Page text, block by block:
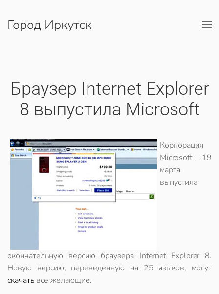
Перейти к содержимому
Город Иркутск
Браузер Internet Explorer
8 выпустила Microsoft
Корпорация
Microsoft 19
марта
выпустила
окончательную версию браузера Internet Explorer 8.
Новую версию, переведенную на 25 языков, могут
скачать все желающие.